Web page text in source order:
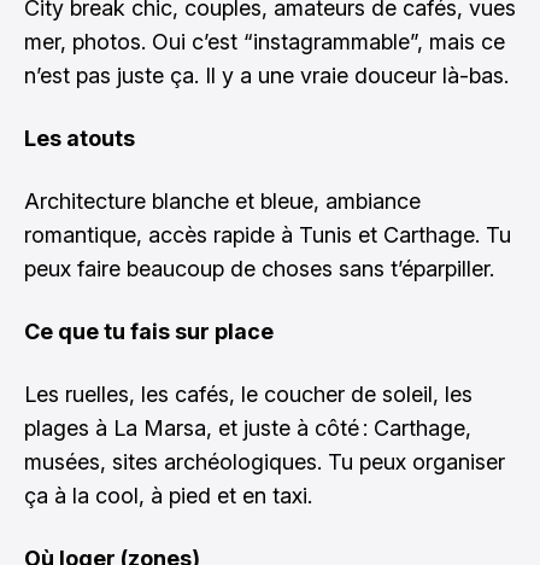
City break chic, couples, amateurs de cafés, vues
mer, photos. Oui c’est “instagrammable”, mais ce
n’est pas juste ça. Il y a une vraie douceur là-bas.
Les atouts
Architecture blanche et bleue, ambiance
romantique, accès rapide à Tunis et Carthage. Tu
peux faire beaucoup de choses sans t’éparpiller.
Ce que tu fais sur place
Les ruelles, les cafés, le coucher de soleil, les
plages à La Marsa, et juste à côté : Carthage,
musées, sites archéologiques. Tu peux organiser
ça à la cool, à pied et en taxi.
Où loger (zones)